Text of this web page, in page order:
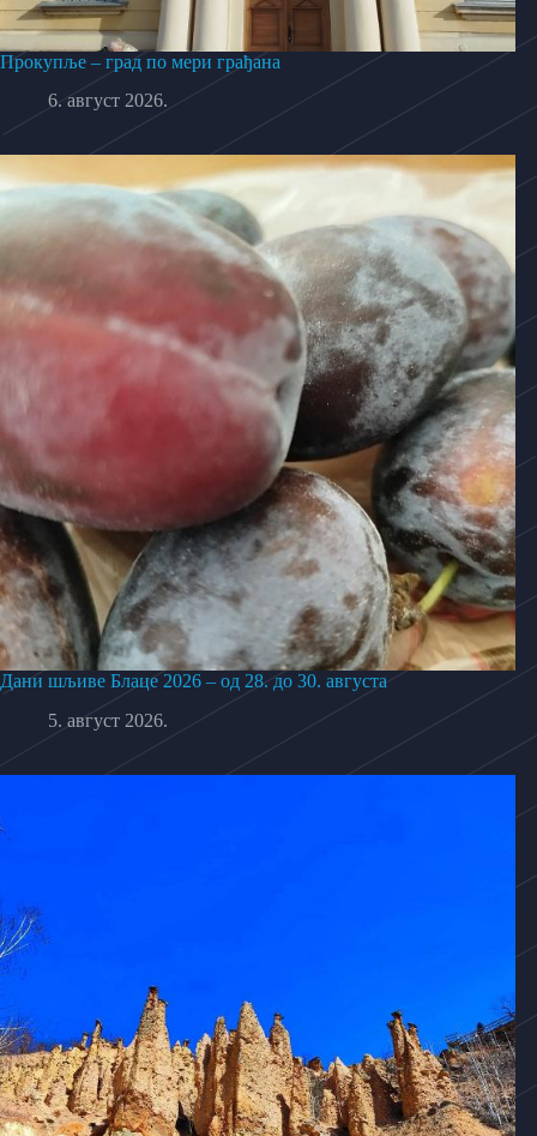
Прокупље – град по мери грађана
6. август 2026.
Дани шљиве Блаце 2026 – од 28. до 30. августа
5. август 2026.